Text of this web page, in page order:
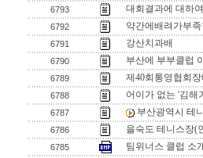
6793 대회결과에 대하
6792 약간에배려가부
6791 강산치과배
6790 부산에 부부클럽
6789 제40회통영협회
6788 어이가 없는 '김해
6787 부산광역시 테
6786 을숙도 테니스장(
6785 팀위너스 클럽 소